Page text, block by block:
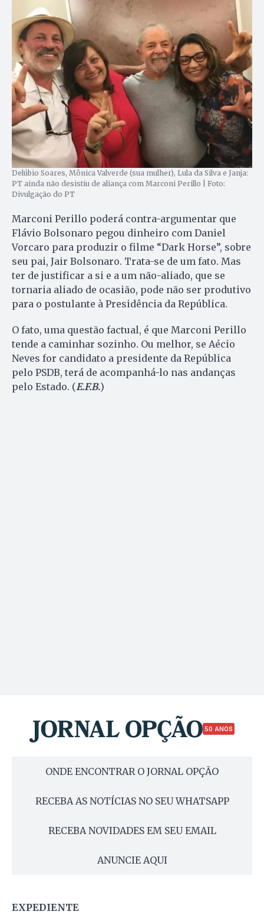
Delúbio Soares, Mônica Valverde (sua mulher), Lula da Silva e Janja:
PT ainda não desistiu de aliança com Marconi Perillo | Foto:
Divulgação do PT
Marconi Perillo poderá contra-argumentar que
Flávio Bolsonaro pegou dinheiro com Daniel
Vorcaro para produzir o filme “Dark Horse”, sobre
seu pai, Jair Bolsonaro. Trata-se de um fato. Mas
ter de justificar a si e a um não-aliado, que se
tornaria aliado de ocasião, pode não ser produtivo
para o postulante à Presidência da República.
O fato, uma questão factual, é que Marconi Perillo
tende a caminhar sozinho. Ou melhor, se Aécio
Neves for candidato a presidente da República
pelo PSDB, terá de acompanhá-lo nas andanças
pelo Estado. (E.F.B.)
50 ANOS
ONDE ENCONTRAR O JORNAL OPÇÃO
RECEBA AS NOTÍCIAS NO SEU WHATSAPP
RECEBA NOVIDADES EM SEU EMAIL
ANUNCIE AQUI
EXPEDIENTE